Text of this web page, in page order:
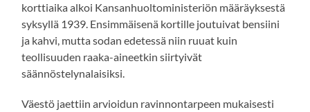
korttiaika alkoi Kansanhuoltoministeriön määräyksestä
syksyllä 1939. Ensimmäisenä kortille joutuivat bensiini
ja kahvi, mutta sodan edetessä niin ruuat kuin
teollisuuden raaka-aineetkin siirtyivät
säännöstelynalaisiksi.
Väestö jaettiin arvioidun ravinnontarpeen mukaisesti